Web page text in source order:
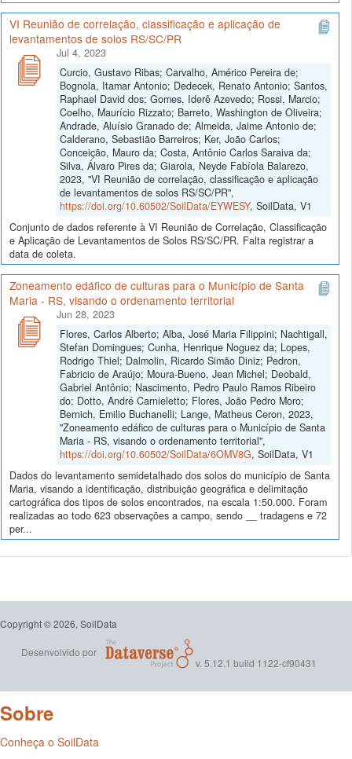
VI Reunião de correlação, classificação e aplicação de
levantamentos de solos RS/SC/PR
Jul 4, 2023
Curcio, Gustavo Ribas; Carvalho, Américo Pereira de;
Bognola, Itamar Antonio; Dedecek, Renato Antonio; Santos,
Raphael David dos; Gomes, Iderê Azevedo; Rossi, Marcio;
Coelho, Maurício Rizzato; Barreto, Washington de Oliveira;
Andrade, Aluísio Granado de; Almeida, Jaime Antonio de;
Calderano, Sebastião Barreiros; Ker, João Carlos;
Conceição, Mauro da; Costa, Antônio Carlos Saraiva da;
Silva, Álvaro Pires da; Giarola, Neyde Fabíola Balarezo,
2023, "VI Reunião de correlação, classificação e aplicação
de levantamentos de solos RS/SC/PR",
https://doi.org/10.60502/SoilData/EYWESY, SoilData, V1
Conjunto de dados referente à VI Reunião de Correlação, Classificação
e Aplicação de Levantamentos de Solos RS/SC/PR. Falta registrar a
data de coleta.
Zoneamento edáfico de culturas para o Município de Santa
Maria - RS, visando o ordenamento territorial
Jun 28, 2023
Flores, Carlos Alberto; Alba, José Maria Filippini; Nachtigall,
Stefan Domingues; Cunha, Henrique Noguez da; Lopes,
Rodrigo Thiel; Dalmolin, Ricardo Simão Diniz; Pedron,
Fabricio de Araújo; Moura-Bueno, Jean Michel; Deobald,
Gabriel Antônio; Nascimento, Pedro Paulo Ramos Ribeiro
do; Dotto, André Carnieletto; Flores, João Pedro Moro;
Bernich, Emilio Buchanelli; Lange, Matheus Ceron, 2023,
"Zoneamento edáfico de culturas para o Município de Santa
Maria - RS, visando o ordenamento territorial",
https://doi.org/10.60502/SoilData/6OMV8G, SoilData, V1
Dados do levantamento semidetalhado dos solos do município de Santa
Maria, visando a identificação, distribuição geográfica e delimitação
cartográfica dos tipos de solos encontrados, na escala 1:50.000. Foram
realizadas ao todo 623 observações a campo, sendo __ tradagens e 72
per...
Copyright © 2026, SoilData
Desenvolvido por
v. 5.12.1 build 1122-cf90431
Sobre
Conheça o SoilData